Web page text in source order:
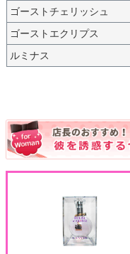
ゴーストチェリッシュ
ゴーストエクリプス
ルミナス